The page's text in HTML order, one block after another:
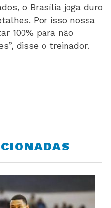
o Brasília joga duro
Por isso nossa
100% para não
disse o treinador.